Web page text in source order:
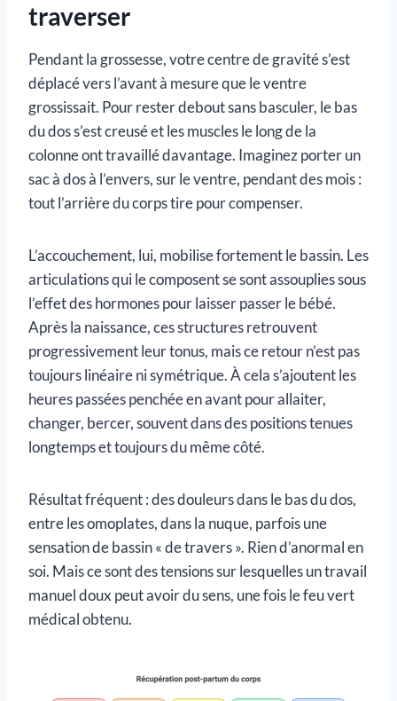
traverser
Pendant la grossesse, votre centre de gravité s’est
déplacé vers l’avant à mesure que le ventre
grossissait. Pour rester debout sans basculer, le bas
du dos s’est creusé et les muscles le long de la
colonne ont travaillé davantage. Imaginez porter un
sac à dos à l’envers, sur le ventre, pendant des mois :
tout l’arrière du corps tire pour compenser.
L’accouchement, lui, mobilise fortement le bassin. Les
articulations qui le composent se sont assouplies sous
l’effet des hormones pour laisser passer le bébé.
Après la naissance, ces structures retrouvent
progressivement leur tonus, mais ce retour n’est pas
toujours linéaire ni symétrique. À cela s’ajoutent les
heures passées penchée en avant pour allaiter,
changer, bercer, souvent dans des positions tenues
longtemps et toujours du même côté.
Résultat fréquent : des douleurs dans le bas du dos,
entre les omoplates, dans la nuque, parfois une
sensation de bassin « de travers ». Rien d’anormal en
soi. Mais ce sont des tensions sur lesquelles un travail
manuel doux peut avoir du sens, une fois le feu vert
médical obtenu.